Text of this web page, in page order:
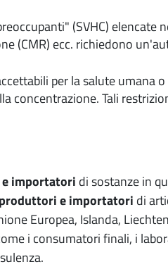
(SVHC) elencate
(CMR) ecc. richiedono
per la salute umana
concentrazione. Tali
importatori di sostanze in
e importatori di
Europea, Islanda,
i consumatori finali, i